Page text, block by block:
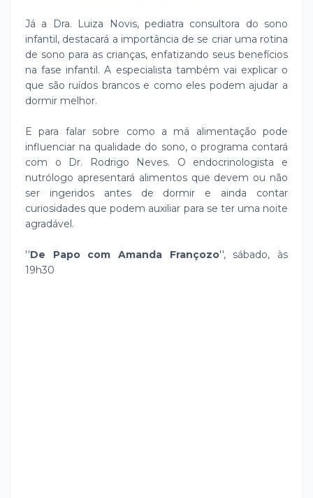
Já a Dra. Luiza Novis, pediatra consultora do sono
infantil, destacará a importância de se criar uma rotina
de sono para as crianças, enfatizando seus benefícios
na fase infantil. A especialista também vai explicar o
que são ruídos brancos e como eles podem ajudar a
dormir melhor.
E para falar sobre como a má alimentação pode
influenciar na qualidade do sono, o programa contará
com o Dr. Rodrigo Neves. O endocrinologista e
nutrólogo apresentará alimentos que devem ou não
ser ingeridos antes de dormir e ainda contar
curiosidades que podem auxiliar para se ter uma noite
agradável.
''De Papo com Amanda Françozo'', sábado, às
19h30